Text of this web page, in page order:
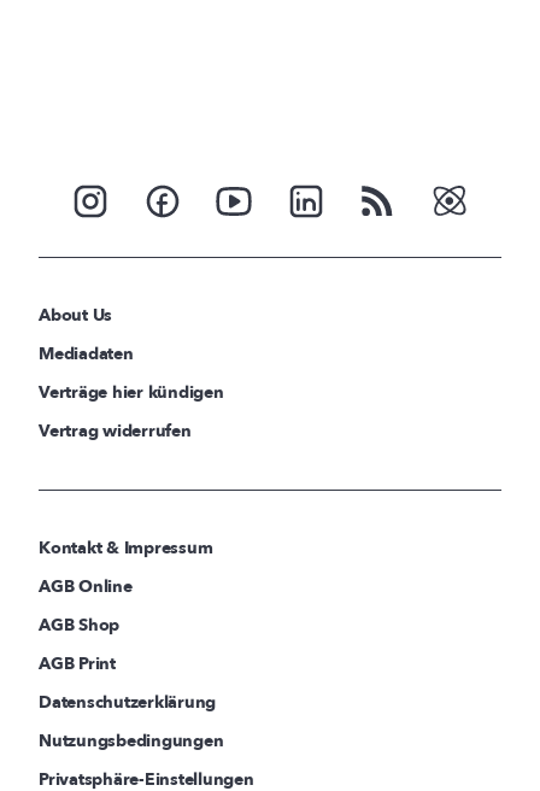
About Us
Mediadaten
Verträge hier kündigen
Vertrag widerrufen
Kontakt & Impressum
AGB Online
AGB Shop
AGB Print
Datenschutzerklärung
Nutzungsbedingungen
Privatsphäre-Einstellungen